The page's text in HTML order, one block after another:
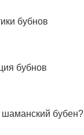
бубнов
бубнов
шаманский бубен?